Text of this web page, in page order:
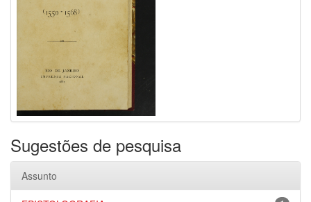
Sugestões de pesquisa
Assunto